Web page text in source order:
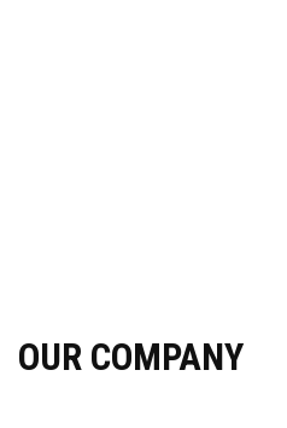
OUR COMPANY